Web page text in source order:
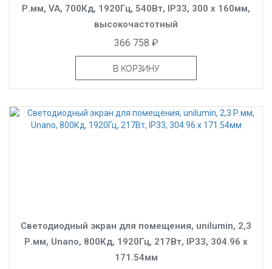
Р.мм, VA, 700Кд, 1920Гц, 540Вт, IP33, 300 x 160мм,
высокочастотный
366 758 ₽
В КОРЗИНУ
Светодиодный экран для помещения, unilumin, 2,3
Р.мм, Unano, 800Кд, 1920Гц, 217Вт, IP33, 304.96 x
171.54мм